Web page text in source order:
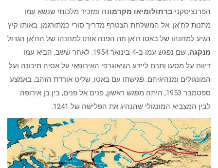
הפרנציסקני ברתולומיאו מקרמונה ומזכיר מלכותי שנשא עמו
מתנות לח’אן. אל המשלחת הצטרף מדריך סורי כמתורגמן. באותו קיץ
הגיע למחנהו של באטו ח’אן וזה הפנה אותו למחנהו של הח’אן הגדול
מנקגה
, שם נפגש עמו ב-4 בינואר 1954. לאחר ששב, הביא עמו
דיווח על מסעו ותרם ליידע הגיאוגרפי האירופאי על אסיה תיכונה ועל
המונגולים ומנהיגיהם. פגישתו עם באטו, שליט אורדת הזהב, באמצע
ספטמבר 1953, היתה מפגש ראשון, פנים אל פנים, בין בן אירופה
לבין המצביא המונגולי שהנהיג את הפלישה של 1241.